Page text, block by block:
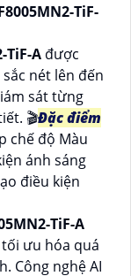
TiF-
TiF-A được
nét lên đến
sát từng
🎬Đặc điểm
chế độ Màu
ánh sáng
điều kiện
TiF-A
ưu hóa quá
Công nghệ AI